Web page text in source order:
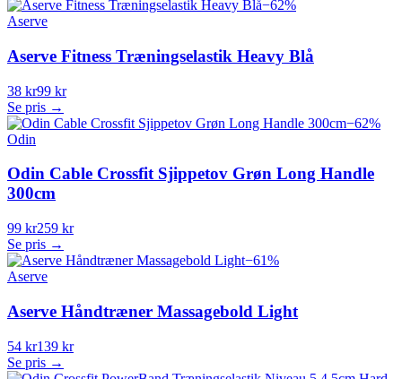
−62%
Aserve
Aserve Fitness Træningselastik Heavy Blå
38 kr99 kr
Se pris →
−62%
Odin
Odin Cable Crossfit Sjippetov Grøn Long Handle
300cm
99 kr259 kr
Se pris →
−61%
Aserve
Aserve Håndtræner Massagebold Light
54 kr139 kr
Se pris →